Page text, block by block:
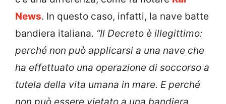
c’è una differenza, come fa notare Rai
News. In questo caso, infatti, la nave batte
bandiera italiana. “Il Decreto è illegittimo:
perché non può applicarsi a una nave che
ha effettuato una operazione di soccorso a
tutela della vita umana in mare. E perché